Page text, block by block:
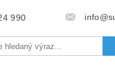
990